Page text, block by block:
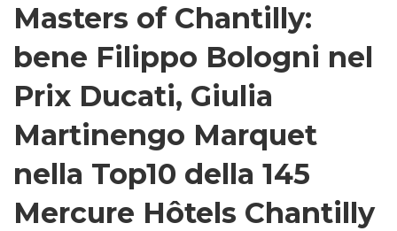
Masters of Chantilly:
bene Filippo Bologni nel
Prix Ducati, Giulia
Martinengo Marquet
nella Top10 della 145
Mercure Hôtels Chantilly